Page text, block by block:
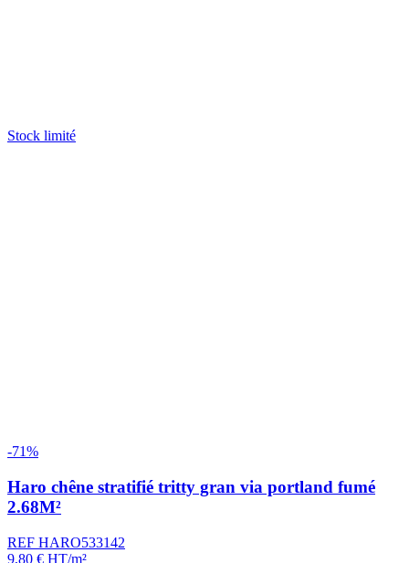
Stock limité
-71%
Haro chêne stratifié tritty gran via portland fumé
2.68M²
REF HARO533142
9,80 € HT/m²